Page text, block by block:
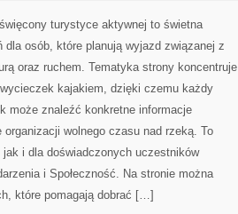
turystyce aktywnej to świetna
dla osób, które planują wyjazd związanej z
oraz ruchem. Tematyka strony koncentruje
wycieczek kajakiem, dzięki czemu każdy
może znaleźć konkretne informacje
organizacji wolnego czasu nad rzeką. To
i dla doświadczonych uczestników
i Społeczność. Na stronie można
które pomagają dobrać […]